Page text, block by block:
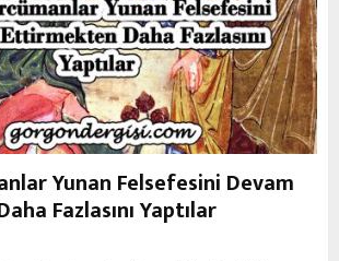
Yunan Felsefesini Devam
Fazlasını Yaptılar